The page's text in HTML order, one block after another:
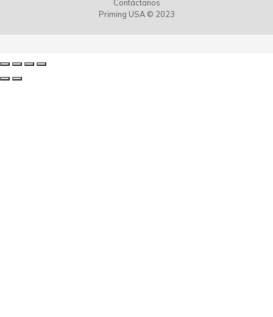
Contáctanos
Priming USA © 2023